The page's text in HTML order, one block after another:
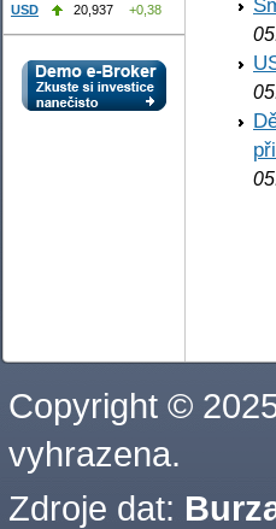
USD
20,937 +0,38
Copyright ©
vyhrazena.
Zdroje dat: